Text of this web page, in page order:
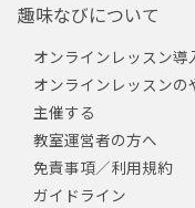
趣味なびについて
オンラインレッスン導
オンラインレッスンの
主催する
教室運営者の方へ
免責事項／利用規約
ガイドライン